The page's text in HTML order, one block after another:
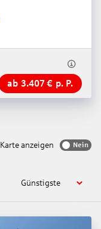
ab 3.407 € p. P.
Karte anzeigen Nein
Günstigste